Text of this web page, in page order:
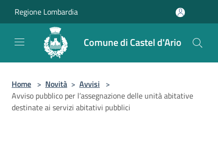
Regione Lombardia
Comune di Castel d'Ario
Home > Novità > Avvisi >
Avviso pubblico per l’assegnazione delle unità abitative
destinate ai servizi abitativi pubblici